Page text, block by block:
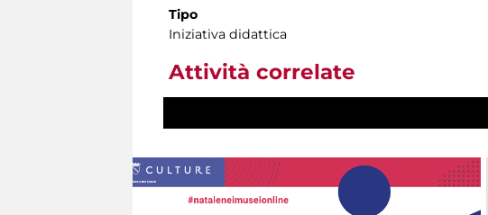
Tipo
Iniziativa didattica
Attività correlate